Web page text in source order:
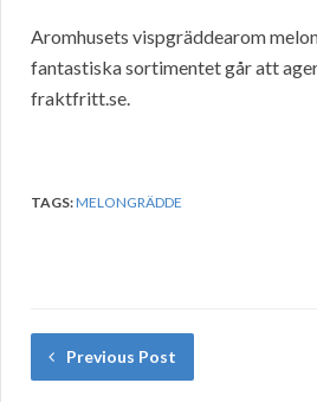
Aromhusets vispgräddearom
fantastiska sortimentet går att
fraktfritt.se.
TAGS:MELONGRÄDDE
Previous Post